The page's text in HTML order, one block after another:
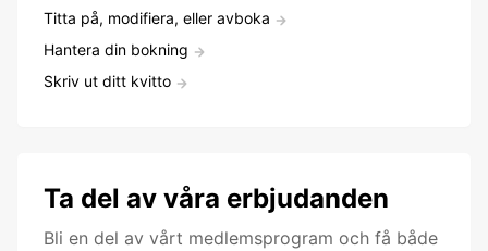
Titta på, modifiera, eller avboka
Hantera din bokning
Skriv ut ditt kvitto
Ta del av våra erbjudanden
Bli en del av vårt medlemsprogram och få både